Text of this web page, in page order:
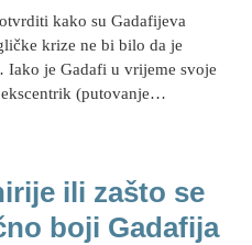
kako su Gadafijeva
krize ne bi bilo da je
je Gadafi u vrijeme svoje
(putovanje…
ili zašto se
boji Gadafija